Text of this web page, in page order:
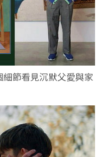
節看見沉默父愛與家